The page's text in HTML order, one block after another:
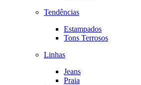
Tendências
Estampados
Tons Terrosos
Linhas
Jeans
Praia